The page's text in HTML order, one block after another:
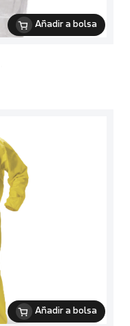
Añadir a bolsa
Añadir a bolsa